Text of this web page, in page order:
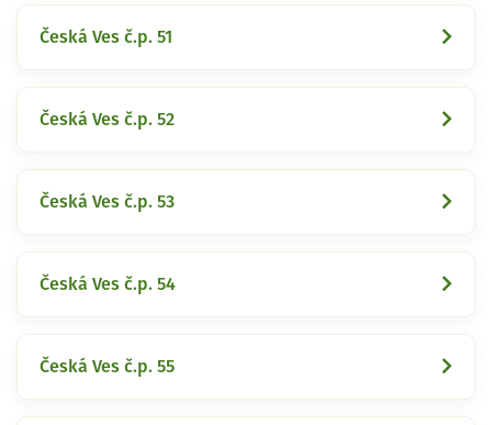
Česká Ves č.p. 51
Česká Ves č.p. 52
Česká Ves č.p. 53
Česká Ves č.p. 54
Česká Ves č.p. 55